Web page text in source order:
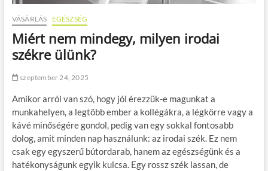
VÁSÁRLÁS EGÉSZSÉG
Miért nem mindegy, milyen irodai
székre ülünk?
szeptember 24, 2025
Amikor arról van szó, hogy jól érezzük-e magunkat a
munkahelyen, a legtöbb ember a kollégákra, a légkörre vagy a
kávé minőségére gondol, pedig van egy sokkal fontosabb
dolog, amit minden nap használunk: az irodai szék. Ez nem
csak egy egyszerű bútordarab, hanem az egészségünk és a
hatékonyságunk egyik kulcsa. Egy rossz szék lassan, de